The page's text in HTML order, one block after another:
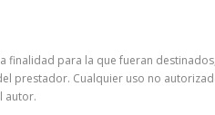
finalidad para la que fueran
prestador. Cualquier uso no
autor.